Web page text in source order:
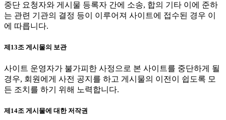
중단 요청자와 게시물 등록자 간에 소송, 합의 기타 이에 준하
는 관련 기관의 결정 등이 이루어져 사이트에 접수된 경우 이
에 따릅니다.
제13조 게시물의 보관
사이트 운영자가 불가피한 사정으로 본 사이트를 중단하게 될
경우, 회원에게 사전 공지를 하고 게시물의 이전이 쉽도록 모
든 조치를 하기 위해 노력합니다.
제14조 게시물에 대한 저작권